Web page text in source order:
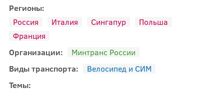
Регионы:
Россия
Италия Сингапур
Польша
Франция
Организации:
Минтранс России
Виды транспорта:
Велосипед и СИМ
Темы: